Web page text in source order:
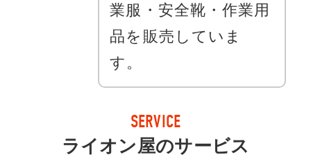
業服・安全靴・作業用
品を販売していま
す。
SERVICE
ライオン屋のサービス